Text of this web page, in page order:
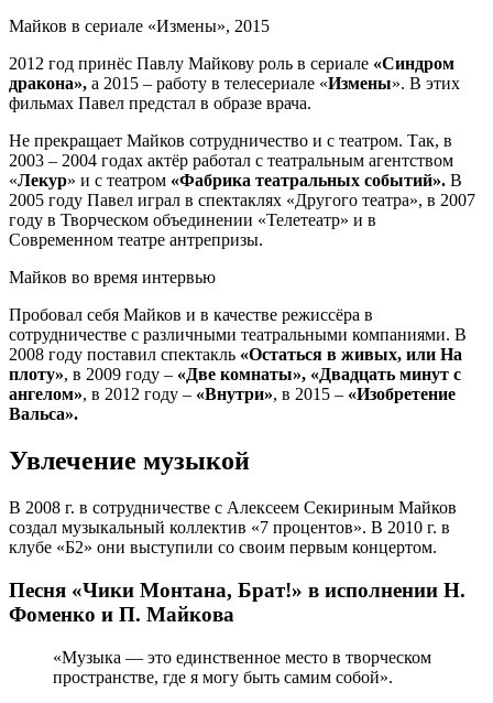
Майков в сериале «Измены», 2015
2012 год принёс Павлу Майкову роль в сериале «Синдром
дракона», а 2015 – работу в телесериале «Измены». В этих
фильмах Павел предстал в образе врача.
Не прекращает Майков сотрудничество и с театром. Так, в
2003 – 2004 годах актёр работал с театральным агентством
«Лекур» и с театром «Фабрика театральных событий». В
2005 году Павел играл в спектаклях «Другого театра», в 2007
году в Творческом объединении «Телетеатр» и в
Современном театре антрепризы.
Майков во время интервью
Пробовал себя Майков и в качестве режиссёра в
сотрудничестве с различными театральными компаниями. В
2008 году поставил спектакль «Остаться в живых, или На
плоту», в 2009 году – «Две комнаты», «Двадцать минут с
ангелом», в 2012 году – «Внутри», в 2015 – «Изобретение
Вальса».
Увлечение музыкой
В 2008 г. в сотрудничестве с Алексеем Секириным Майков
создал музыкальный коллектив «7 процентов». В 2010 г. в
клубе «Б2» они выступили со своим первым концертом.
Песня «Чики Монтана, Брат!» в исполнении Н.
Фоменко и П. Майкова
«Музыка — это единственное место в творческом
пространстве, где я могу быть самим собой».